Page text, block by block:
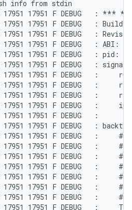
info from stdin
17951 17951 F
17951 17951 F DEBUG   :
17951 17951 F DEBUG   :
17951 17951 F DEBUG   : ABI:
17951 17951 F DEBUG   : pid:
17951 F DEBUG   : signal
17951 F DEBUG   :     r0
17951 F DEBUG   :     r4
17951 17951 F DEBUG   :
17951 17951 F DEBUG   :     ip
17951 F DEBUG   :
17951 F DEBUG   :
17951 17951 F DEBUG   :
17951 17951 F DEBUG   :
17951 17951 F DEBUG   :
17951 17951 F DEBUG   :
17951 17951 F DEBUG   :
17951 17951 F DEBUG   :
17951 17951 F DEBUG   :
17951 17951 F DEBUG   :